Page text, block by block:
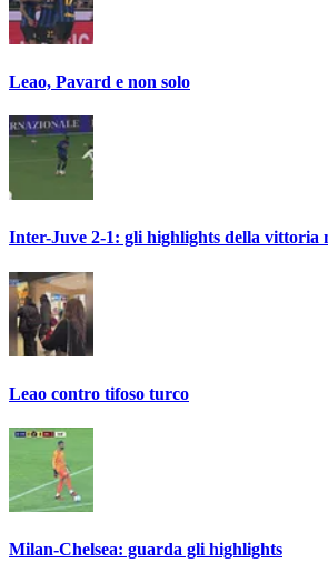
Leao, Pavard e non solo
Inter-Juve 2-1: gli highlights della vittoria
Leao contro tifoso turco
Milan-Chelsea: guarda gli highlights